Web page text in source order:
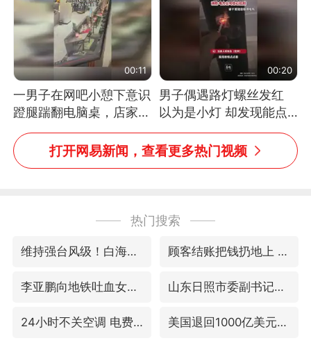
00:11
一男子在网吧小憩下意识
蹬腿踹翻电脑桌，店家3
台显示器与机械臂损坏
00:20
男子偶遇路灯螺丝发红
以为是小灯 却发现能点
燃香烟 当事人：已报警
处理
打开网易新闻，查看更多热门视频
热门搜索
维持强台风级！白海豚直奔华东沿海 顾客结账把钱扔地上 服务员霸气扔回
李亚鹏向地铁吐血女孩捐99999元 山东日照市委副书记王峰被查
24小时不关空调 电费反而更低？ 美国退回1000亿美元关税